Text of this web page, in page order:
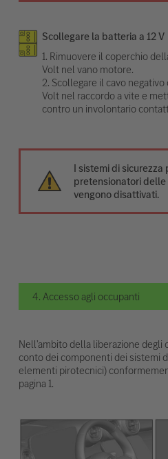
Scollegare la batteria a 12 V
1. Rimuovere il coperchio
Volt nel vano motore.
2. Scollegare il cavo negativo
Volt nel raccordo a vite e
contro un involontario
I sistemi di sicurezza
pretensionatori
vengono disattivati.
4. Accesso agli occupanti
Nell'ambito della liberazione degli
conto dei componenti dei sistemi
elementi pirotecnici)
pagina 1.